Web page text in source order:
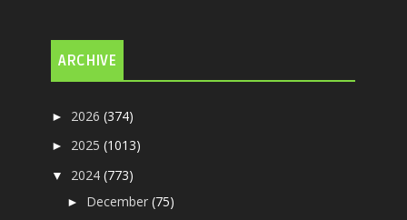
ARCHIVE
► 2026(374)
► 2025(1013)
▼ 2024(773)
► December(75)